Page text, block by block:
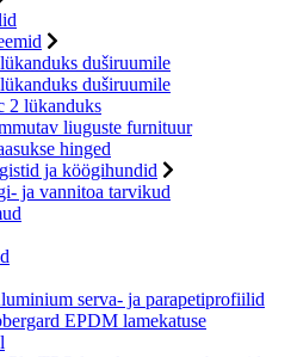
duširuumile
duširuumile
2 lükanduks
liuguste furnituur
hinged
ja köögihundid
ja vannitoa tarvikud
serva- ja parapetiprofiilid
EPDM lamekatuse